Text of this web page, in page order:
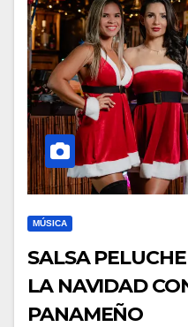
MÚSICA
SALSA
LA NAVIDAD
PANAMEÑO